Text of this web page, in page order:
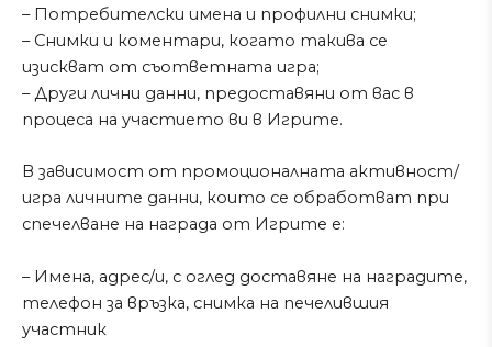
– Потребителски имена и профилни снимки;
– Снимки и коментари, когато такива се
изискват от съответната игра;
– Други лични данни, предоставяни от вас в
процеса на участието ви в Игрите.
В зависимост от промоционалната активност/
игра личните данни, които се обработват при
спечелване на награда от Игрите е:
– Имена, адрес/и, с оглед доставяне на наградите,
телефон за връзка, снимка на печелившия
участник